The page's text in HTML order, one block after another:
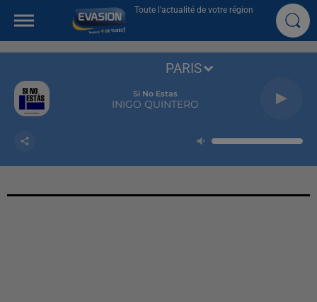
Toute l'actualité de votre région
Si No Estas
INIGO QUINTERO
PARIS